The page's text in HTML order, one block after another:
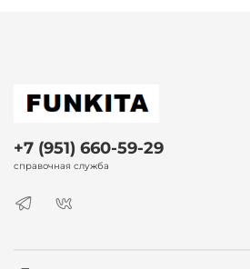
+7 (951) 660-59-29
справочная служба